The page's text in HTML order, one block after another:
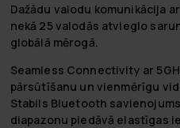
Dažādu valodu komunikācija
nekā 25 valodās atvieglo
globālā mērogā.
Seamless Connectivity ar
pārsūtīšanu un vienmērīgu
Stabils Bluetooth
diapazonu piedāvā elastīgas